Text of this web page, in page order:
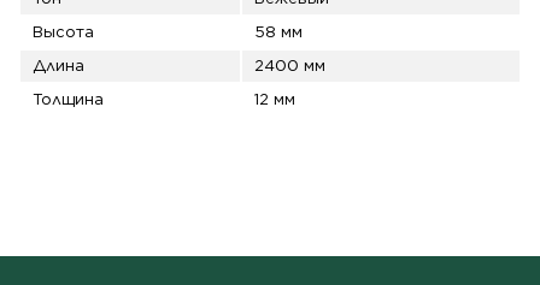
Высота
58 мм
Длина
2400 мм
Толщина
12 мм